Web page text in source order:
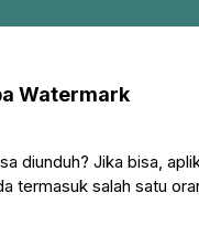
Watermark
diunduh? Jika bisa,
termasuk salah satu